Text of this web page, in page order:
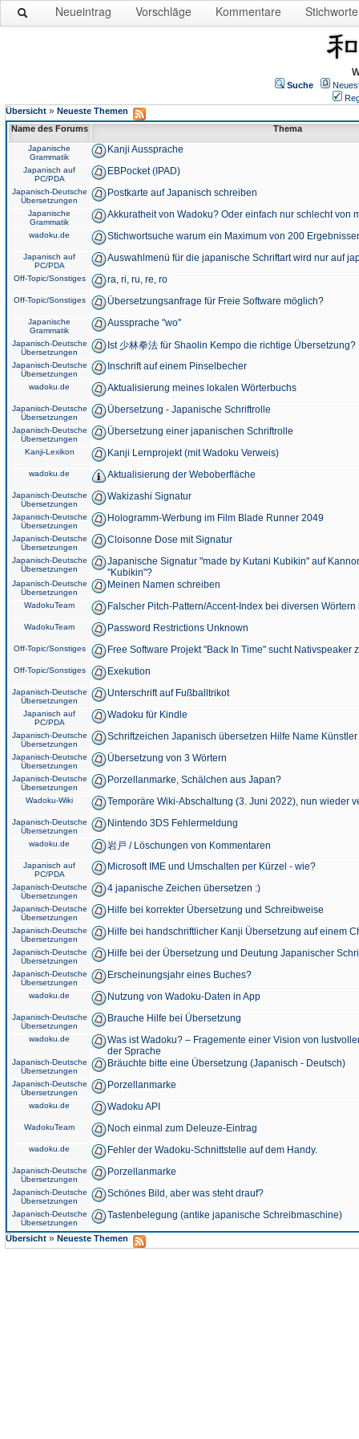
Neueintrag Vorschläge Kommentare Stichworte
Suche
Übersicht » Neueste Themen
Name des Forums
Thema
Japanische
Grammatik
Kanji Aussprache
Japanisch auf
PC/PDA
EBPocket (IPAD)
Japanisch-Deutsche
Übersetzungen
Postkarte auf Japanisch schreiben
Japanische
Grammatik
Akkuratheit von Wadoku? Oder einfach nur schlecht von
wadoku.de Stichwortsuche warum ein Maximum von 200
Japanisch auf
PC/PDA
Auswahlmenü für die japanische Schriftart wird nur auf
Off-Topic/Sonstiges ra, ri, ru, re, ro
Off-Topic/Sonstiges Übersetzungsanfrage für Freie Software möglich?
Japanische
Grammatik
Aussprache "wo"
Japanisch-Deutsche
Übersetzungen
Ist 少林拳法 für Shaolin Kempo die richtige Übersetzung?
Japanisch-Deutsche
Übersetzungen
Inschrift auf einem Pinselbecher
wadoku.de Aktualisierung meines lokalen Wörterbuchs
Japanisch-Deutsche
Übersetzungen
Übersetzung - Japanische Schriftrolle
Japanisch-Deutsche
Übersetzungen
Übersetzung einer japanischen Schriftrolle
Kanji-Lexikon Kanji Lernprojekt (mit Wadoku Verweis)
wadoku.de Aktualisierung der Weboberfläche
Japanisch-Deutsche
Übersetzungen
Wakizashi Signatur
Japanisch-Deutsche
Übersetzungen
Hologramm-Werbung im Film Blade Runner 2049
Japanisch-Deutsche
Übersetzungen
Cloisonne Dose mit Signatur
Japanisch-Deutsche
Übersetzungen
Japanische Signatur "made by Kutani Kubikin" auf
"Kubikin"?
Japanisch-Deutsche
Übersetzungen
Meinen Namen schreiben
WadokuTeam Falscher Pitch-Pattern/Accent-Index bei diversen
WadokuTeam Password Restrictions Unknown
Off-Topic/Sonstiges Free Software Projekt "Back In Time" sucht Nativspeaker
Off-Topic/Sonstiges Exekution
Japanisch-Deutsche
Übersetzungen
Unterschrift auf Fußballtrikot
Japanisch auf
PC/PDA
Wadoku für Kindle
Japanisch-Deutsche
Übersetzungen
Schriftzeichen Japanisch übersetzen Hilfe Name
Japanisch-Deutsche
Übersetzungen
Übersetzung von 3 Wörtern
Japanisch-Deutsche
Übersetzungen
Porzellanmarke, Schälchen aus Japan?
Wadoku-Wiki Temporäre Wiki-Abschaltung (3. Juni 2022), nun wieder
Japanisch-Deutsche
Übersetzungen
Nintendo 3DS Fehlermeldung
wadoku.de 岩戸 / Löschungen von Kommentaren
Japanisch auf
PC/PDA
Microsoft IME und Umschalten per Kürzel - wie?
Japanisch-Deutsche
Übersetzungen
4 japanische Zeichen übersetzen :)
Japanisch-Deutsche
Übersetzungen
Hilfe bei korrekter Übersetzung und Schreibweise
Japanisch-Deutsche
Übersetzungen
Hilfe bei handschriftlicher Kanji Übersetzung auf einem
Japanisch-Deutsche
Übersetzungen
Hilfe bei der Übersetzung und Deutung Japanischer
Japanisch-Deutsche
Übersetzungen
Erscheinungsjahr eines Buches?
wadoku.de Nutzung von Wadoku-Daten in App
Japanisch-Deutsche
Übersetzungen
Brauche Hilfe bei Übersetzung
wadoku.de
Was ist Wadoku? – Fragemente einer Vision von
der Sprache
Japanisch-Deutsche
Übersetzungen
Bräuchte bitte eine Übersetzung (Japanisch - Deutsch)
Japanisch-Deutsche
Übersetzungen
Porzellanmarke
wadoku.de Wadoku API
WadokuTeam Noch einmal zum Deleuze-Eintrag
wadoku.de Fehler der Wadoku-Schnittstelle auf dem Handy.
Japanisch-Deutsche
Übersetzungen
Porzellanmarke
Japanisch-Deutsche
Übersetzungen
Schönes Bild, aber was steht drauf?
Japanisch-Deutsche
Übersetzungen
Tastenbelegung (antike japanische Schreibmaschine)
Übersicht » Neueste Themen